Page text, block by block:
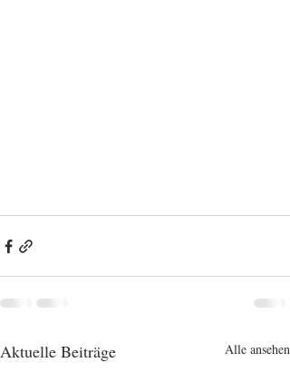
Aktuelle Beiträge Alle ansehen